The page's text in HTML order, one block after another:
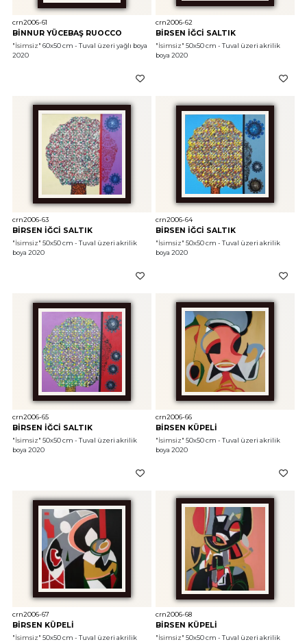
crn2006-61
BİNNUR YÜCEBAŞ RUOCCO
"İsimsiz" 60x50 cm - Tuval üzeri yağlı boya
2020
crn2006-62
BİRSEN İĞCİ SALTIK
"İsimsiz" 50x50 cm - Tuval üzeri akrilik
boya 2020
crn2006-63
BİRSEN İĞCİ SALTIK
"İsimsiz" 50x50 cm - Tuval üzeri akrilik
boya 2020
crn2006-64
BİRSEN İĞCİ SALTIK
"İsimsiz" 50x50 cm - Tuval üzeri akrilik
boya 2020
crn2006-65
BİRSEN İĞCİ SALTIK
"İsimsiz" 50x50 cm - Tuval üzeri akrilik
boya 2020
crn2006-66
BİRSEN KÜPELİ
"İsimsiz" 50x50 cm - Tuval üzeri akrilik
boya 2020
crn2006-67
BİRSEN KÜPELİ
"İsimsiz" 50x50 cm - Tuval üzeri akrilik
crn2006-68
BİRSEN KÜPELİ
"İsimsiz" 50x50 cm - Tuval üzeri akrilik